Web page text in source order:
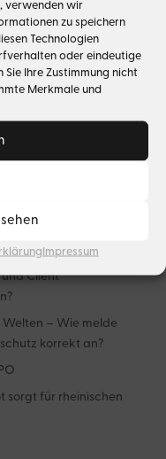
verwenden wir
zu speichern
Technologien
oder eindeutige
Sie Ihre Zustimmung nicht
Merkmale und
Impressum
und
& Entertainment
auf dem
Client
– Wie melde
korrekt an?
sorgt für rheinischen